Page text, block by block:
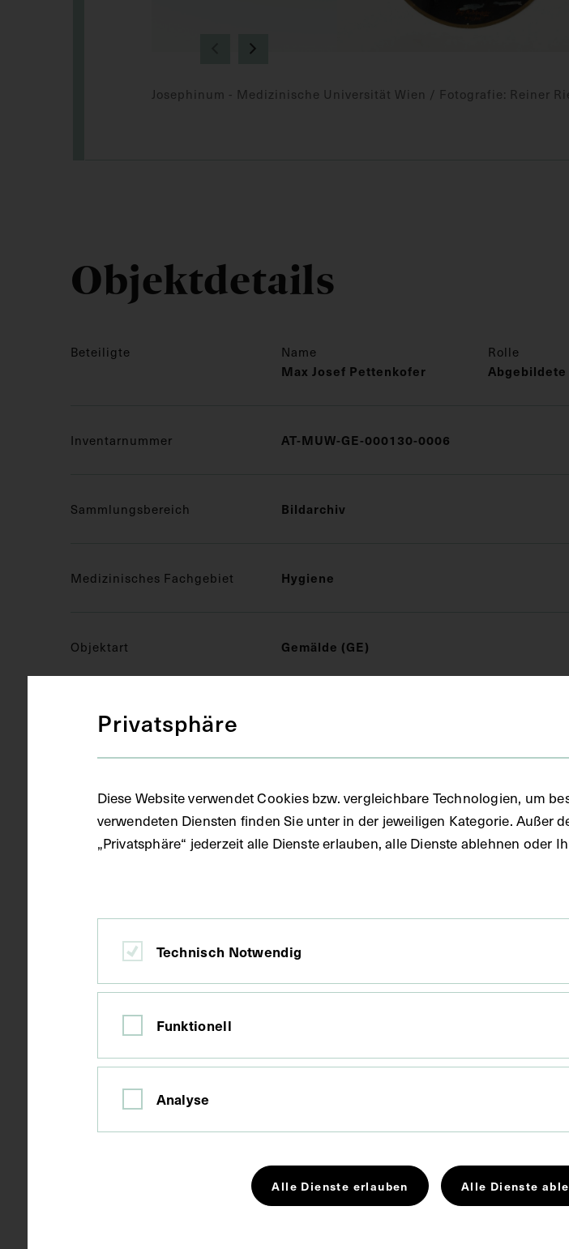
Josephinum - Medizinische Universität Wien / Fotografie: Reiner
Objektdetails
Beteiligte Name Rolle
Max Josef Pettenkofer Abgebildete
Inventarnummer AT-MUW-GE-000130-0006
Sammlungsbereich Bildarchiv
Medizinisches Fachgebiet Hygiene
Objektart Gemälde (GE)
Gegenstand
Wien
Material Bild
Privatsphäre
Diese Website verwendet Cookies bzw. vergleichbare Technologien, um
verwendeten Diensten finden Sie unter in der jeweiligen Kategorie. Außer
„Privatsphäre“ jederzeit alle Dienste erlauben, alle Dienste ablehnen
Technisch Notwendig
Funktionell
Analyse
Alle Dienste erlauben Alle Dienste